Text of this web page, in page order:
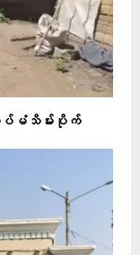
ပ်မံသိမ်းပိုက်